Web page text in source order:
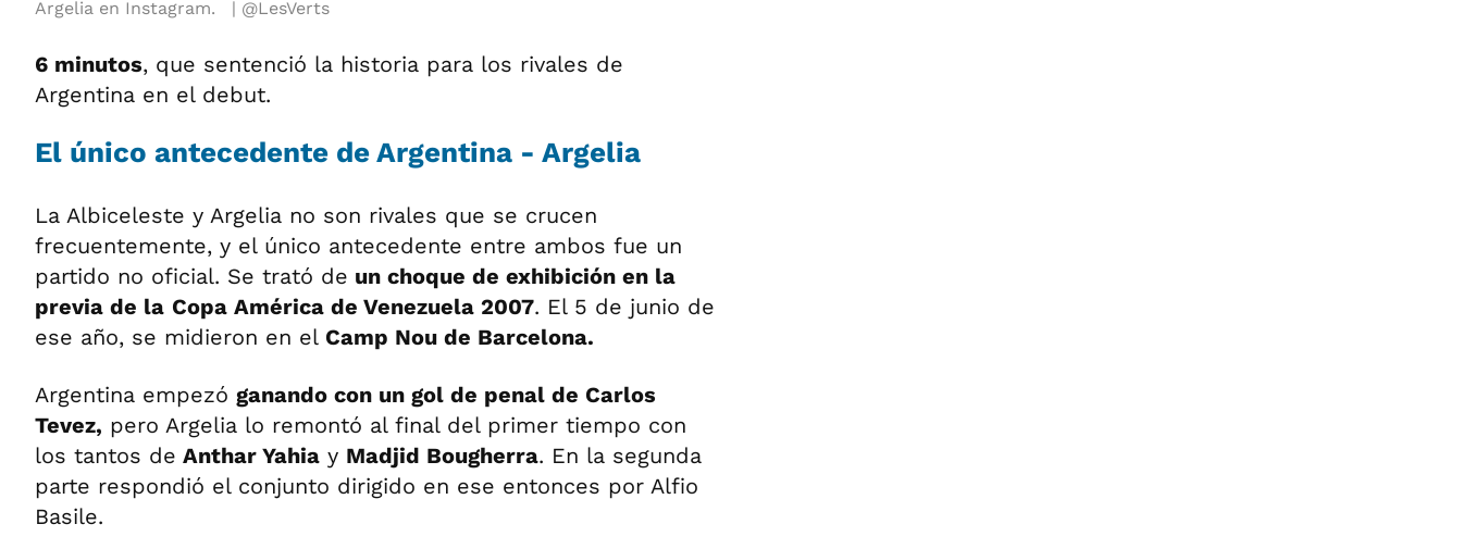
Argelia en Instagram.
@LesVerts
6 minutos, que sentenció la historia para los rivales de
Argentina en el debut.
El único antecedente de Argentina - Argelia
La Albiceleste y Argelia no son rivales que se crucen
frecuentemente, y el único antecedente entre ambos fue un
partido no oficial. Se trató de un choque de exhibición en la
previa de la Copa América de Venezuela 2007. El 5 de junio de
ese año, se midieron en el Camp Nou de Barcelona.
Argentina empezó ganando con un gol de penal de Carlos
Tevez, pero Argelia lo remontó al final del primer tiempo con
los tantos de Anthar Yahia y Madjid Bougherra. En la segunda
parte respondió el conjunto dirigido en ese entonces por Alfio
Basile.